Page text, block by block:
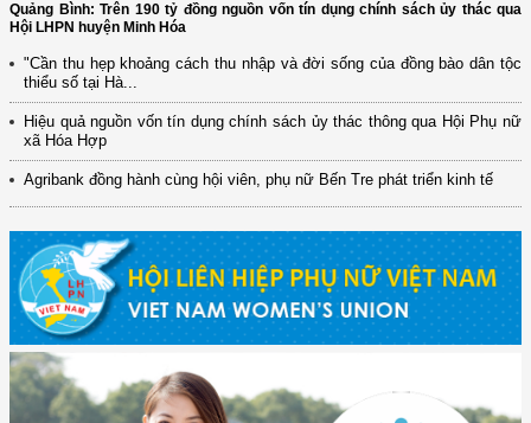
Quảng Bình: Trên 190 tỷ đồng nguồn vốn tín dụng chính sách ủy thác qua
Hội LHPN huyện Minh Hóa
"Cần thu hẹp khoảng cách thu nhập và đời sống của đồng bào dân tộc
thiểu số tại Hà...
Hiệu quả nguồn vốn tín dụng chính sách ủy thác thông qua Hội Phụ nữ
xã Hóa Hợp
Agribank đồng hành cùng hội viên, phụ nữ Bến Tre phát triển kinh tế